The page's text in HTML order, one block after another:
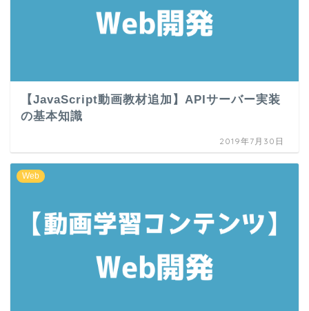
【JavaScript動画教材追加】APIサーバー実装
の基本知識
2019年7月30日
Web